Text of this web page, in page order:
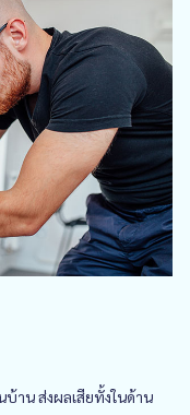
าน ส่งผลเสียทั้งในด้าน